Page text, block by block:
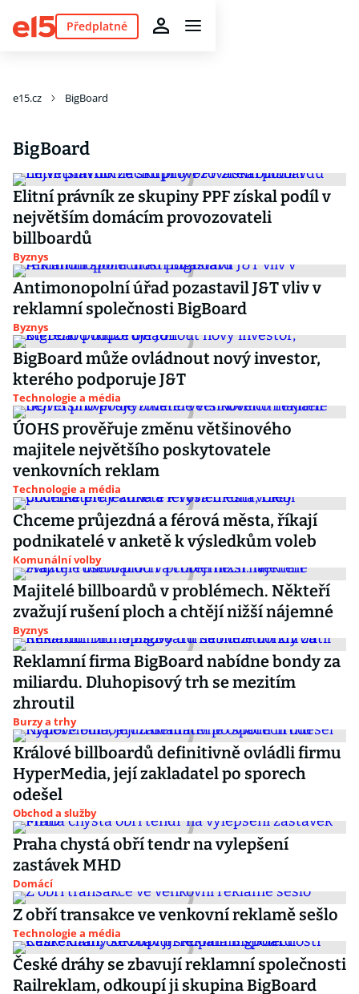
Předplatné
e15.cz BigBoard
BigBoard
Elitní právník ze skupiny PPF získal podíl v
největším domácím provozovateli
billboardů
Byznys
Antimonopolní úřad pozastavil J&T vliv v
reklamní společnosti BigBoard
Byznys
BigBoard může ovládnout nový investor,
kterého podporuje J&T
Technologie a média
ÚOHS prověřuje změnu většinového
majitele největšího poskytovatele
venkovních reklam
Technologie a média
Chceme průjezdná a férová města, říkají
podnikatelé v anketě k výsledkům voleb
Komunální volby
Majitelé billboardů v problémech. Někteří
zvažují rušení ploch a chtějí nižší nájemné
Byznys
Reklamní firma BigBoard nabídne bondy za
miliardu. Dluhopisový trh se mezitím
zhroutil
Burzy a trhy
Králové billboardů definitivně ovládli firmu
HyperMedia, její zakladatel po sporech
odešel
Obchod a služby
Praha chystá obří tendr na vylepšení
zastávek MHD
Domácí
Z obří transakce ve venkovní reklamě sešlo
Technologie a média
České dráhy se zbavují reklamní společnosti
Railreklam, odkoupí ji skupina BigBoard